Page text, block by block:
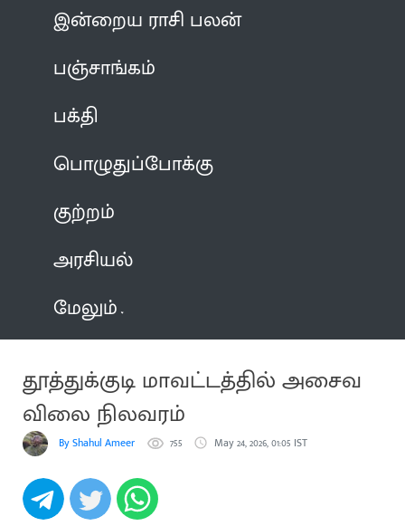
இன்றைய ராசி பலன்
பஞ்சாங்கம்
பக்தி
பொழுதுப்போக்கு
குற்றம்
அரசியல்
மேலும்
தூத்துக்குடி மாவட்டத்தில் அசைவ
விலை நிலவரம்
By Shahul Ameer 755 May 24, 2026, 01:05 IST